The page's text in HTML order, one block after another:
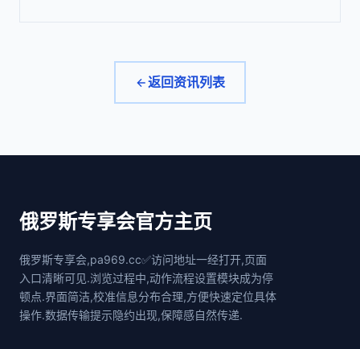
返回资讯列表
俄罗斯专享会官方主页
俄罗斯专享会,pa969.cc✅访问地址一经打开,页面
入口清晰可见.浏览过程中,动作流程设置模块成为停
顿点.界面简洁,校准信息分布合理,方便快速定位具体
操作.数据传输提示隐约出现,保障感自然传递.